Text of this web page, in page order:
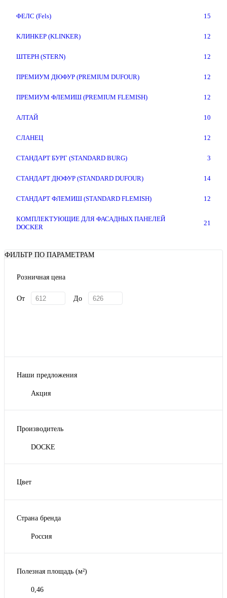
ФЕЛС (Fels) 15
КЛИНКЕР (KLINKER) 12
ШТЕРН (STERN) 12
ПРЕМИУМ ДЮФУР (PREMIUM DUFOUR) 12
ПРЕМИУМ ФЛЕМИШ (PREMIUM FLEMISH) 12
АЛТАЙ 10
СЛАНЕЦ 12
СТАНДАРТ БУРГ (STANDARD BURG) 3
СТАНДАРТ ДЮФУР (STANDARD DUFOUR) 14
СТАНДАРТ ФЛЕМИШ (STANDARD FLEMISH) 12
КОМПЛЕКТУЮЩИЕ ДЛЯ ФАСАДНЫХ ПАНЕЛЕЙ
DOCKER
21
ФИЛЬТР ПО ПАРАМЕТРАМ
Розничная цена
От До
Наши предложения
Акция
Производитель
DOCKE
Цвет
Коричневый
Красный
Страна бренда
Россия
Полезная площадь (м²)
0,46